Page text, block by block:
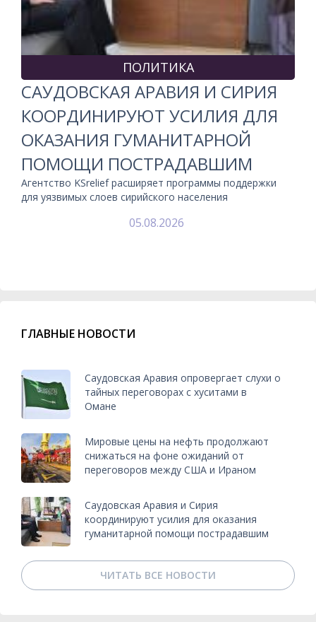
ПОЛИТИКА
САУДОВСКАЯ АРАВИЯ И СИРИЯ
КООРДИНИРУЮТ УСИЛИЯ ДЛЯ
ОКАЗАНИЯ ГУМАНИТАРНОЙ
ПОМОЩИ ПОСТРАДАВШИМ
Агентство KSrelief расширяет программы поддержки
для уязвимых слоев сирийского населения
05.08.2026
ГЛАВНЫЕ НОВОСТИ
Саудовская Аравия опровергает слухи о
тайных переговорах с хуситами в
Омане
Мировые цены на нефть продолжают
снижаться на фоне ожиданий от
переговоров между США и Ираном
Саудовская Аравия и Сирия
координируют усилия для оказания
гуманитарной помощи пострадавшим
ЧИТАТЬ ВСЕ НОВОСТИ